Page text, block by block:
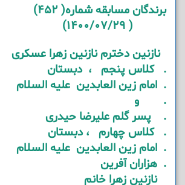
برندگان مسابقه شماره( 452)
( 1400/07/29)
نازنین دخترم نازنین زهرا عسکری
. کلاس پنجم ، دبستان
. امام زین العابدین علیه السلام
. و
. پسر گلم علیرضا حیدری
. کلاس چهارم ، دبستان
. امام زین العابدین علیه السلام
. هزاران آفرین
نازنین زهرا خانم